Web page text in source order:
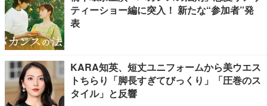
ティーショー編に突入！ 新たな“参加者”発
表
KARA知英、短丈ユニフォームから美ウエス
トちらり「脚長すぎてびっくり」「圧巻のス
タイル」と反響